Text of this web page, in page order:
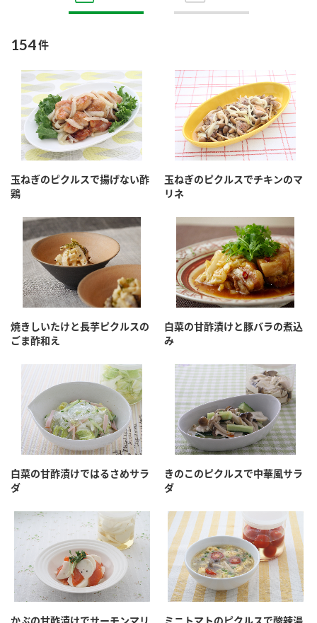
お酢ドリンク ぽん酢
みりん風・料理酒 鍋用調味料
スープ 中華
クイック調味料 レモン果汁
おすしの素
炊き込みご飯の素 米飯用調味液
ブランド・スペシャルサイト
ブランド・スペシャルサイト トップ
商品ブランドサイト
カンタン酢
お酢ドリンク
味ぽん
ぽん酢
つゆ
鍋なび
納豆のサイト
PIN印
三ツ判山吹
千夜
お酢を知ろう！
すしラボ
ぽん酢サワー
納豆の豆知識
企業情報
ミツカングループについて
企業理念
ミツカンの歴史
ミツカンを知る
環境への取り組み
ZENB initiative
MIM（ミツカンミュージアム）
各部門が大切にしていること
おいしさと健康への取り組み
採用情報
ニュースリリース
お客様相談センター
お客様の声をいかしました
お問い合わせ
地図から取り扱い店舗を探す
154件
玉ねぎのピクルスで揚げない酢
鶏
玉ねぎのピクルスでチキンのマ
リネ
焼きしいたけと長芋ピクルスの
ごま酢和え
白菜の甘酢漬けと豚バラの煮込
み
白菜の甘酢漬けではるさめサラ
ダ
きのこのピクルスで中華風サラ
ダ
かぶの甘酢漬けでサーモンマリ
ミニトマトのピクルスで酸辣湯